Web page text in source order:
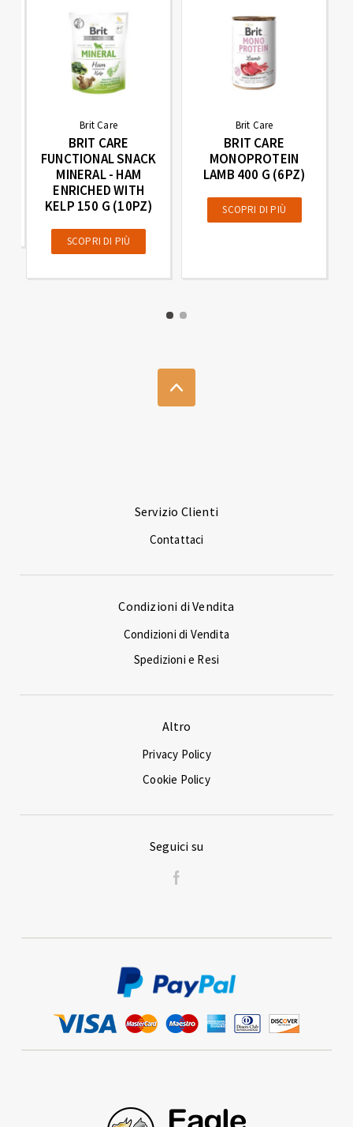
Brit Care
BRIT CARE
FUNCTIONAL SNACK
MINERAL - HAM
ENRICHED WITH
KELP 150 G (10PZ)
SCOPRI DI PIÙ
Brit Care
BRIT CARE
MONOPROTEIN
LAMB 400 G (6PZ)
SCOPRI DI PIÙ
Servizio Clienti
Contattaci
Condizioni di Vendita
Condizioni di Vendita
Spedizioni e Resi
Altro
Privacy Policy
Cookie Policy
Seguici su